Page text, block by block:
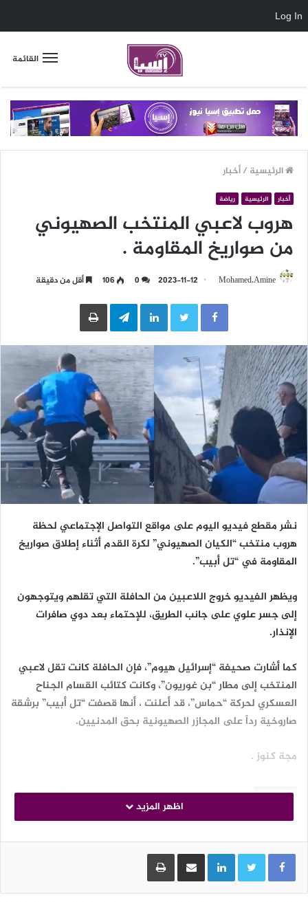
القائمة
الرئيسية /أخبار
أخبار الرئيسية رياضة
هروب لاعبي المنتخب الصهيوني
من صواريخ المقاومة .
Mohamed.Amine
2023-11-12
106 أقل من دقيقة
LinkedIn
Telegramطباعة
نشر مقطع فيديو اليوم على مواقع التواصل الإجتماعي لحظة
هروب منتخب “الكيان الصهيوني” لكرة القدم أثناء إطلاق صواريخ
المقاومة في “تل أبيب”.
ويظهر الفيديو خروج اللاعبين من الحافلة التي تقلهم ويتوجهون
إلى جسر علوي على جانب الطريق، للإحتماء بعد دوي صافرات
الإنذار.
كما أشارت صحيفة “إسرائيل هيوم”، فإن الحافلة كانت تقل لاعبي
المنتخب إلى مطار “بن غوريون”، وكانت كتائب القسام الجناح
العسكري لحركة “حماس”، قد أعلنت ، أنها قصفت “تل أبيب” برشقة
صاروخية رداً على المجازر الصهيونية بحق المدنيين.
مجة كنوز .
الوسوم إسرائيل هيوم الكيان الصهيوني بن غوريون
تل أبيب
اظهر المزيد
LinkedInمشاركة عبر البريد طباعة
Log In